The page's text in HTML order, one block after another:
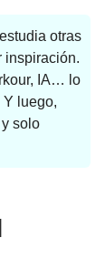
otras
inspiración.
IA… lo
Y luego,
solo